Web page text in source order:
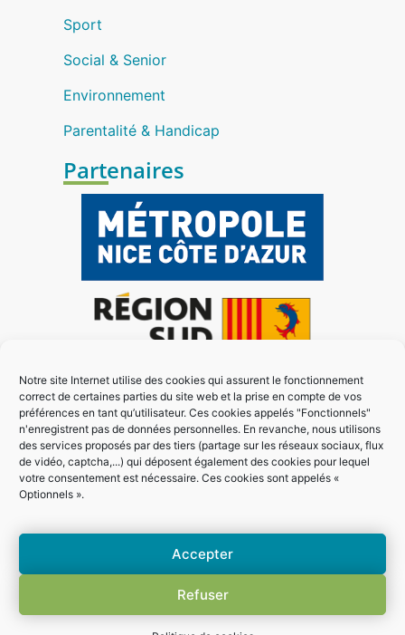
Notre site Internet utilise des cookies qui assurent le fonctionnement
correct de certaines parties du site web et la prise en compte de vos
préférences en tant qu’utilisateur. Ces cookies appelés "Fonctionnels"
n'enregistrent pas de données personnelles. En revanche, nous utilisons
des services proposés par des tiers (partage sur les réseaux sociaux, flux
de vidéo, captcha,...) qui déposent également des cookies pour lequel
votre consentement est nécessaire. Ces cookies sont appelés «
Optionnels ».
Accepter
Refuser
Sport
Social & Senior
Environnement
Parentalité & Handicap
Partenaires